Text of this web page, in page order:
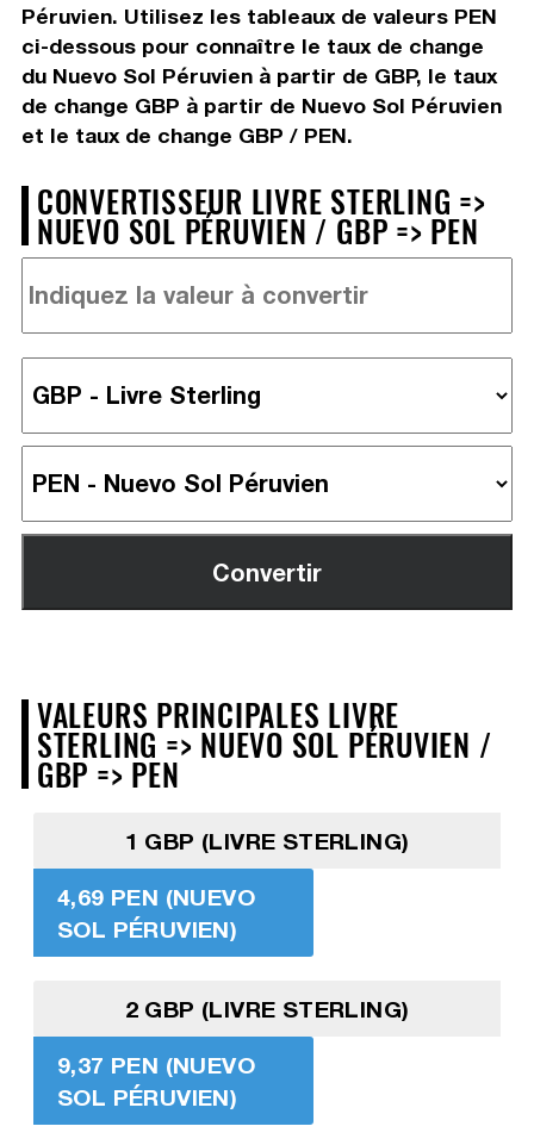
Péruvien. Utilisez les tableaux de valeurs PEN
ci-dessous pour connaître le taux de change
du Nuevo Sol Péruvien à partir de GBP, le taux
de change GBP à partir de Nuevo Sol Péruvien
et le taux de change GBP / PEN.
CONVERTISSEUR LIVRE STERLING =>
NUEVO SOL PÉRUVIEN / GBP => PEN
VALEURS PRINCIPALES LIVRE
STERLING => NUEVO SOL PÉRUVIEN /
GBP => PEN
1 GBP (LIVRE STERLING)
4,69 PEN (NUEVO
SOL PÉRUVIEN)
2 GBP (LIVRE STERLING)
9,37 PEN (NUEVO
SOL PÉRUVIEN)